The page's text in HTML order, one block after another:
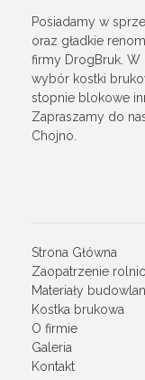
Posiadamy w
oraz gładkie
firmy DrogBruk. W
wybór kostki
stopnie blokowe
Zapraszamy do
Chojno.
Strona Główna
Zaopatrzenie
Materiały
Kostka brukowa
O firmie
Galeria
Kontakt